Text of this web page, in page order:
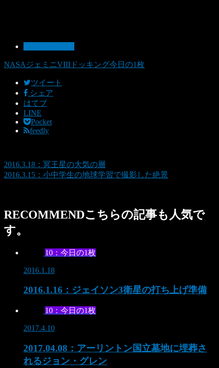
NASA ジェミニVIII ドッキング今日の1枚
ツイート
シェア
はてブ
LINE
Pocket
feedly
2016.3.18：冥王星の大気の層
2016.3.15：小中学生の地球学習で撮影した絶景
RECOMMENDこちらの記事も人気で
す。
10：今日の1枚
2016.1.18
2016.1.16：ジェイソン3衛星の打ち上げ準備
10：今日の1枚
2017.4.10
2017.04.08：アーリントン国立墓地に埋葬さ
れるジョン・グレン